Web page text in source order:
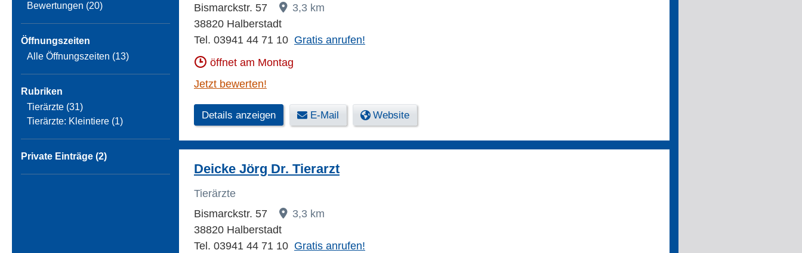
Bewertungen (20)
Öffnungszeiten
Alle Öffnungszeiten (13)
Rubriken
Tierärzte (31)
Tierärzte: Kleintiere (1)
Private Einträge (2)
Bismarckstr. 57
3,3 km
38820 Halberstadt
Tel. 03941 44 71 10 Gratis anrufen!
öffnet am Montag
Jetzt bewerten!
Details anzeigen E-Mail Website
Deicke Jörg Dr. Tierarzt
Tierärzte
Bismarckstr. 57
3,3 km
38820 Halberstadt
Tel. 03941 44 71 10 Gratis anrufen!